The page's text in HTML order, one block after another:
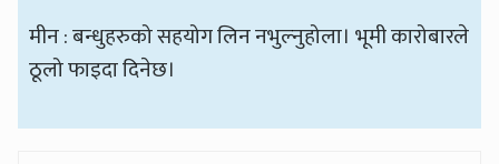
मीन : बन्धुहरुको सहयोग लिन नभुल्नुहोला। भूमी कारोबारले
ठूलो फाइदा दिनेछ।